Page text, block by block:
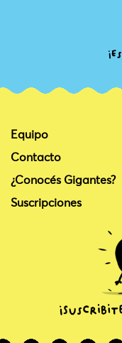
Equipo
Contacto
¿Conocés Gigantes?
Suscripciones